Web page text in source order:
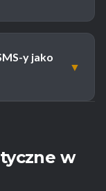
y jako
▼
w